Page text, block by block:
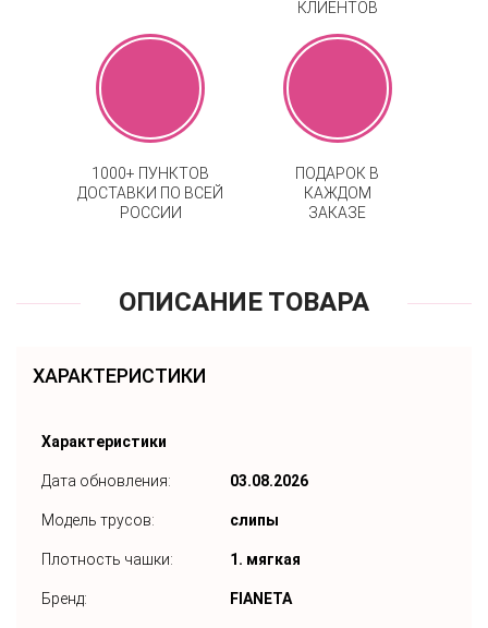
КЛИЕНТОВ
1000+ ПУНКТОВ
ДОСТАВКИ ПО ВСЕЙ
РОССИИ
ПОДАРОК В
КАЖДОМ
ЗАКАЗЕ
ОПИСАНИЕ ТОВАРА
ХАРАКТЕРИСТИКИ
Характеристики
Дата обновления: 03.08.2026
Модель трусов: слипы
Плотность чашки: 1. мягкая
Бренд: FIANETA